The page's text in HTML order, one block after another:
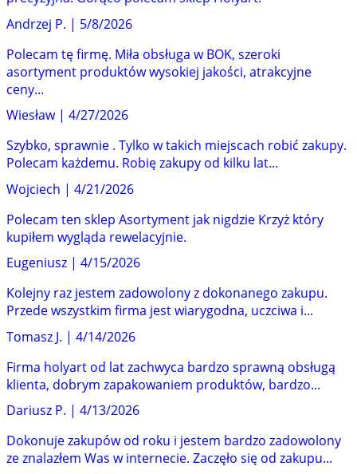
Andrzej P. | 5/8/2026
Polecam tę firmę. Miła obsługa w BOK, szeroki
asortyment produktów wysokiej jakości, atrakcyjne
ceny...
Wiesław| 4/27/2026
Szybko, sprawnie . Tylko w takich miejscach robić zakupy.
Polecam każdemu. Robię zakupy od kilku lat...
Wojciech | 4/21/2026
Polecam ten sklep Asortyment jak nigdzie Krzyż który
kupiłem wygląda rewelacyjnie.
Eugeniusz | 4/15/2026
Kolejny raz jestem zadowolony z dokonanego zakupu.
Przede wszystkim firma jest wiarygodna, uczciwa i...
Tomasz J. | 4/14/2026
Firma holyart od lat zachwyca bardzo sprawną obsługą
klienta, dobrym zapakowaniem produktów, bardzo...
Dariusz P. | 4/13/2026
Dokonuje zakupów od roku i jestem bardzo zadowolony
ze znalazłem Was w internecie. Zaczęło się od zakupu...